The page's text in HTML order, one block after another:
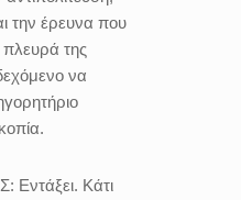
την έρευνα που
πλευρά της
να
Εντάξει. Κάτι